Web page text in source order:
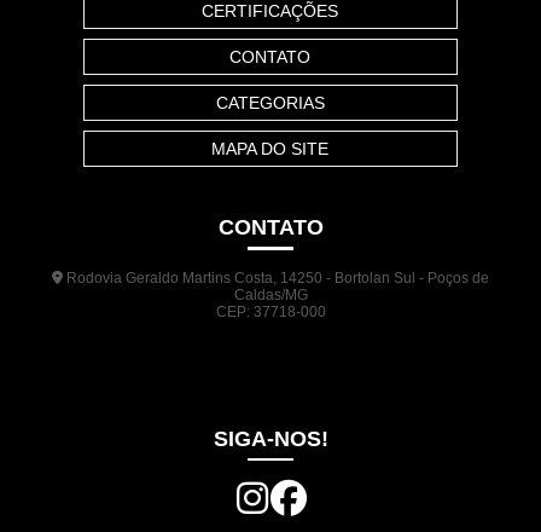
CERTIFICAÇÕES
CONTATO
CATEGORIAS
MAPA DO SITE
CONTATO
Rodovia Geraldo Martins Costa, 14250 - Bortolan Sul - Poços de
Caldas/MG
CEP: 37718-000
SIGA-NOS!